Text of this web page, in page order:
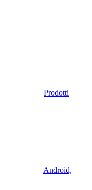
Prodotti
Android,